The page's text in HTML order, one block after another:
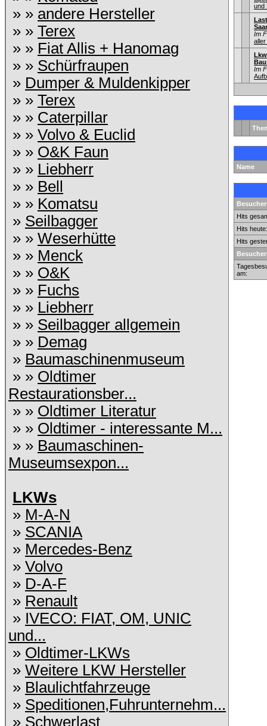
» » andere Hersteller
» » Terex
» » Fiat Allis + Hanomag
» » Schürfraupen
» Dumper & Muldenkipper
» » Terex
» » Caterpillar
» » Volvo & Euclid
» » O&K Faun
» » Liebherr
» » Bell
» » Komatsu
» Seilbagger
» » Weserhütte
» » Menck
» » O&K
» » Fuchs
» » Liebherr
» » Seilbagger allgemein
» » Demag
» Baumaschinenmuseum
» » Oldtimer
Restaurationsber...
» » Oldtimer Literatur
» » Oldtimer - interessante M...
» » Baumaschinen-
Museumsexpon...
LKWs
» M-A-N
» SCANIA
» Mercedes-Benz
» Volvo
» D-A-F
» Renault
» IVECO: FIAT, OM, UNIC
und...
» Oldtimer-LKWs
» Weitere LKW Hersteller
» Blaulichtfahrzeuge
» Speditionen,Fuhrunternehm...
» Schwerlast
und
Im
aller
Im
Name
Hits
Hits heute:
Hits
am: